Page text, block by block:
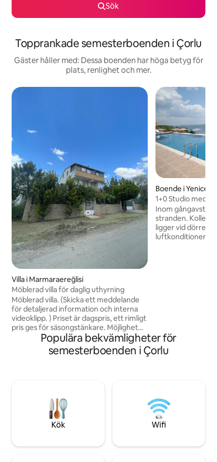
Sök
Topprankade semesterboenden i Çorlu
Gäster håller med: Dessa boenden har höga betyg för
plats, renlighet och mer.
Villa i Marmaraereğlisi
Möblerad villa för daglig uthyrning
Möblerad villa. (Skicka ett meddelande
för detaljerad information och interna
videoklipp. ) Priset är dagspris, ett rimligt
pris ges för säsongstänkare. Möjlighet
för stora familjer 500m till havet på 3
grillplats. (fixat på bilderna)
Boende i Yenice
1+0 Studio med
luftkonditionering
Inom
stranden.
ligger vid dörren.,
Populära bekvämligheter för
semesterboenden i Çorlu
Kök Wifi